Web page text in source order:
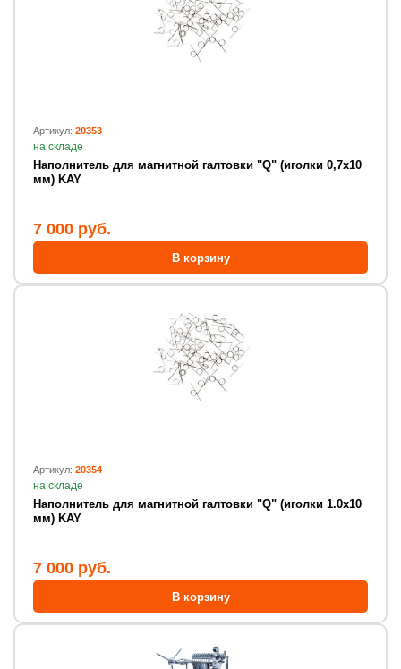
Артикул: 20353
на складе
Наполнитель для магнитной галтовки "Q" (иголки 0,7х10
мм) KAY
7 000 руб.
В корзину
Артикул: 20354
на складе
Наполнитель для магнитной галтовки "Q" (иголки 1.0х10
мм) KAY
7 000 руб.
В корзину